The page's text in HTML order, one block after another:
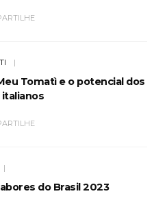
Tomatì e o potencial dos
do Brasil 2023